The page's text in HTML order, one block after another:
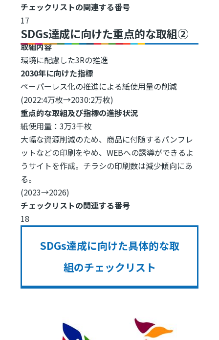
チェックリストの関連する番号
17
SDGs達成に向けた重点的な取組②
取組内容
環境に配慮した3Rの推進
2030年に向けた指標
ペーパーレス化の推進による紙使用量の削減
(2022:4万枚→2030:2万枚)
重点的な取組及び指標の進捗状況
紙使用量：3万3千枚
大幅な資源削減のため、商品に付随するパンフレ
ットなどの印刷をやめ、WEBへの誘導ができるよ
うサイトを作成。チラシの印刷数は減少傾向にあ
る。
(2023→2026)
チェックリストの関連する番号
18
SDGs達成に向けた具体的な取
組のチェックリスト